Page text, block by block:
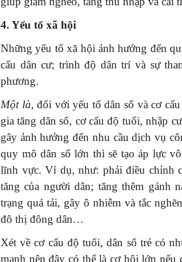
4. Yếu tố xã hội
Những yếu tố xã hội ảnh hưởng đến
cấu dân cư; trình độ dân trí và sự
phương.
Một là, đối với yếu tố dân số và cơ
gia tăng dân số, cơ cấu độ tuổi, nhập
gây ảnh hưởng đến nhu cầu dịch vụ
quy mô dân số lớn thì sẽ tạo áp lực
lĩnh vực. Ví dụ, như: phải điều chỉnh
tăng của người dân; tăng thêm gánh
trạng quá tải, gây ô nhiễm và tắc
đô thị đông dân…
Xét về cơ cấu độ tuổi, dân số trẻ có
mạnh nên đây có thể là cơ hội lớn
mừng Đại hội XIV của
16/01/2026